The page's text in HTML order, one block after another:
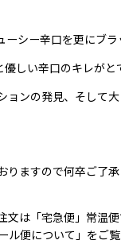
シー辛口を更にブラ
しい辛口のキレがと
ンの発見、そして
ますので何卒ご了承
は「宅急便」常温
便について」をご覧